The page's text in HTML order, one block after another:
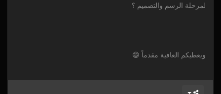
لمرحلة الرسم والتصميم ؟
ويعطيكم العافية مقدماً 😄